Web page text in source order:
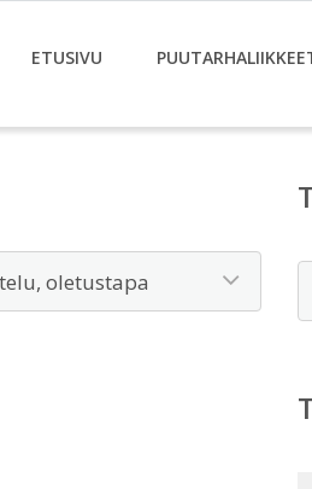
ETUSIVU